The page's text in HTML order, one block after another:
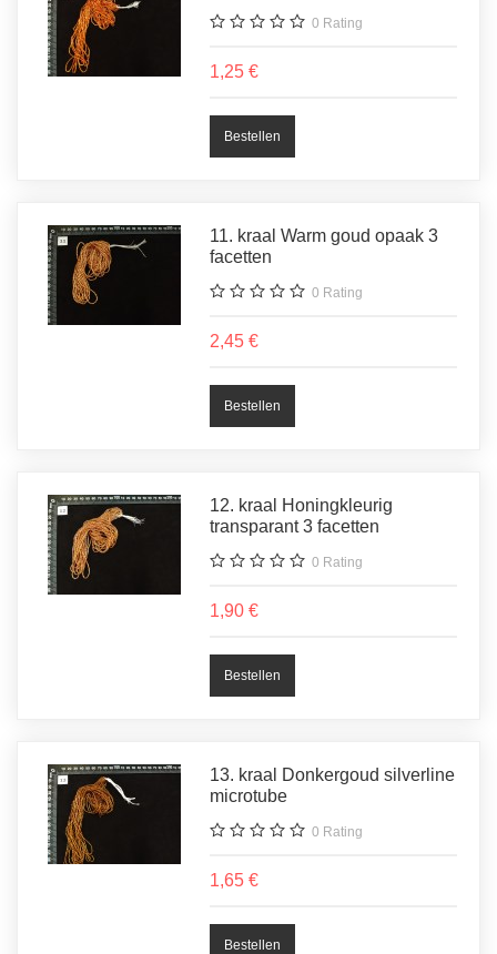
0 Rating
1,25 €
11. kraal Warm goud opaak 3
facetten
0 Rating
2,45 €
12. kraal Honingkleurig
transparant 3 facetten
0 Rating
1,90 €
13. kraal Donkergoud silverline
microtube
0 Rating
1,65 €